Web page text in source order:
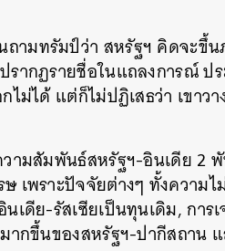
ถามทรัมป์ว่า สหรัฐฯ คิดจะขึ้
รากฏรายชื่อในแถลงการณ์ ป
ม่ได้ แต่ก็ไม่ปฏิเสธว่า เขาว
วามสัมพันธ์สหรัฐฯ-อินเดีย 2
เพราะปัจจัยต่างๆ ทั้งความไ
ดีย-รัสเซียเป็นทุนเดิม, การ
กขึ้นของสหรัฐฯ-ปากีสถาน แ